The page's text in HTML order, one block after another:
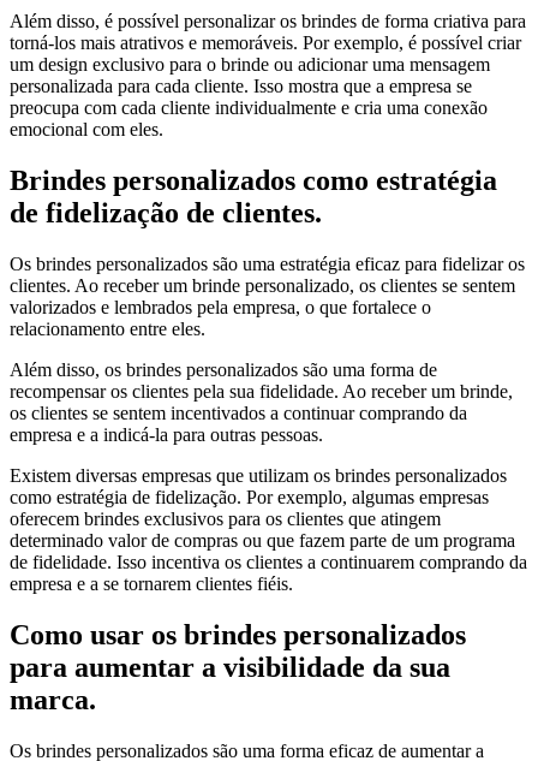
Além disso, é possível personalizar os brindes de forma criativa para
torná-los mais atrativos e memoráveis. Por exemplo, é possível criar
um design exclusivo para o brinde ou adicionar uma mensagem
personalizada para cada cliente. Isso mostra que a empresa se
preocupa com cada cliente individualmente e cria uma conexão
emocional com eles.
Brindes personalizados como estratégia
de fidelização de clientes.
Os brindes personalizados são uma estratégia eficaz para fidelizar os
clientes. Ao receber um brinde personalizado, os clientes se sentem
valorizados e lembrados pela empresa, o que fortalece o
relacionamento entre eles.
Além disso, os brindes personalizados são uma forma de
recompensar os clientes pela sua fidelidade. Ao receber um brinde,
os clientes se sentem incentivados a continuar comprando da
empresa e a indicá-la para outras pessoas.
Existem diversas empresas que utilizam os brindes personalizados
como estratégia de fidelização. Por exemplo, algumas empresas
oferecem brindes exclusivos para os clientes que atingem
determinado valor de compras ou que fazem parte de um programa
de fidelidade. Isso incentiva os clientes a continuarem comprando da
empresa e a se tornarem clientes fiéis.
Como usar os brindes personalizados
para aumentar a visibilidade da sua
marca.
Os brindes personalizados são uma forma eficaz de aumentar a